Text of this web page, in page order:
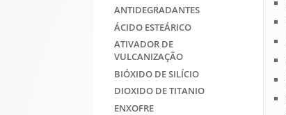
ANTIDEGRADANTES
ÁCIDO ESTEÁRICO
ATIVADOR DE
VULCANIZAÇÃO
BIÓXIDO DE SILÍCIO
DIOXIDO DE TITANIO
ENXOFRE